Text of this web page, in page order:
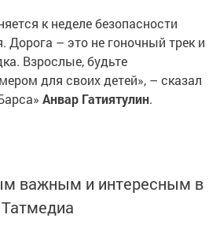
к неделе безопасности
Дорога – это не гоночный трек и
Взрослые, будьте
для своих детей», – сказал
Анвар Гатиятулин.
важным и интересным в
Татмедиа